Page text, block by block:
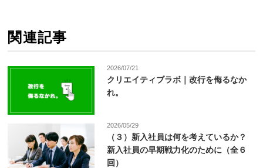
関連記事
2026/07/21
クリエイティブラボ｜改行を侮るなか
れ。
2026/05/29
（３）新入社員は何を考えているか？
新入社員の早期戦力化のために（全６
回）